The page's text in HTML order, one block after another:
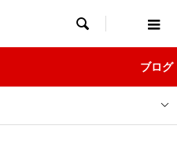

ブログ